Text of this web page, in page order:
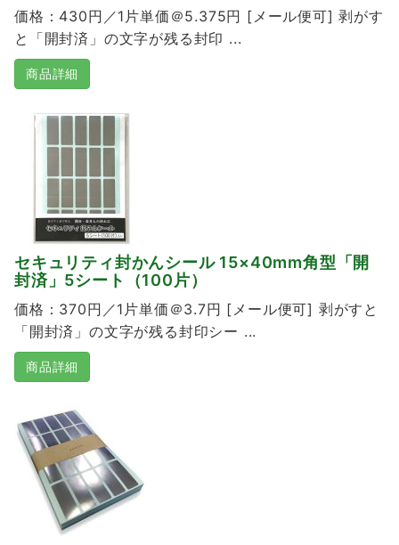
価格：430円／1片単価＠5.375円 [メール便可] 剥がす
と「開封済」の文字が残る封印 ...
商品詳細
セキュリティ封かんシール 15×40mm角型「開
封済」5シート（100片）
価格：370円／1片単価＠3.7円 [メール便可] 剥がすと
「開封済」の文字が残る封印シー ...
商品詳細